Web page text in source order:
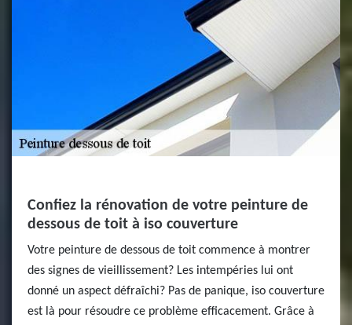
Confiez la rénovation de votre peinture de
dessous de toit à iso couverture
Votre peinture de dessous de toit commence à montrer
des signes de vieillissement? Les intempéries lui ont
donné un aspect défraîchi? Pas de panique, iso couverture
est là pour résoudre ce problème efficacement. Grâce à